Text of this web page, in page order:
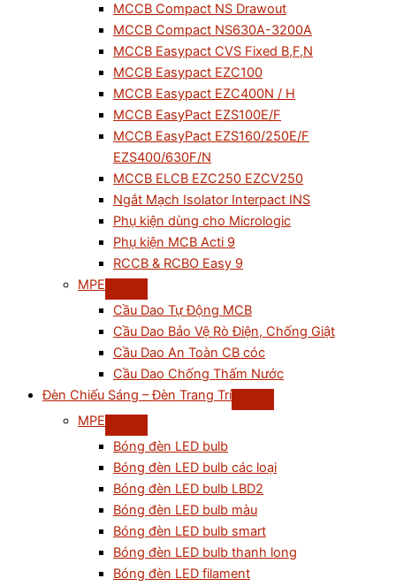
MCCB Compact NS Drawout
MCCB Compact NS630A-3200A
MCCB Easypact CVS Fixed B,F,N
MCCB Easypact EZC100
MCCB Easypact EZC400N / H
MCCB EasyPact EZS100E/F
MCCB EasyPact EZS160/250E/F
EZS400/630F/N
MCCB ELCB EZC250 EZCV250
Ngắt Mạch Isolator Interpact INS
Phụ kiện dùng cho Micrologic
Phụ kiện MCB Acti 9
RCCB & RCBO Easy 9
MPE
Cầu Dao Tự Động MCB
Cầu Dao Bảo Vệ Rò Điện, Chống Giật
Cầu Dao An Toàn CB cóc
Cầu Dao Chống Thấm Nước
Đèn Chiếu Sáng – Đèn Trang Trí
MPE
Bóng đèn LED bulb
Bóng đèn LED bulb các loại
Bóng đèn LED bulb LBD2
Bóng đèn LED bulb màu
Bóng đèn LED bulb smart
Bóng đèn LED bulb thanh long
Bóng đèn LED filament